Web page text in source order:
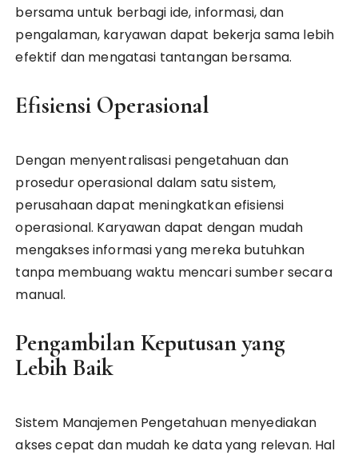
bersama untuk berbagi ide, informasi, dan
pengalaman, karyawan dapat bekerja sama lebih
efektif dan mengatasi tantangan bersama.
Efisiensi Operasional
Dengan menyentralisasi pengetahuan dan
prosedur operasional dalam satu sistem,
perusahaan dapat meningkatkan efisiensi
operasional. Karyawan dapat dengan mudah
mengakses informasi yang mereka butuhkan
tanpa membuang waktu mencari sumber secara
manual.
Pengambilan Keputusan yang
Lebih Baik
Sistem Manajemen Pengetahuan menyediakan
akses cepat dan mudah ke data yang relevan. Hal